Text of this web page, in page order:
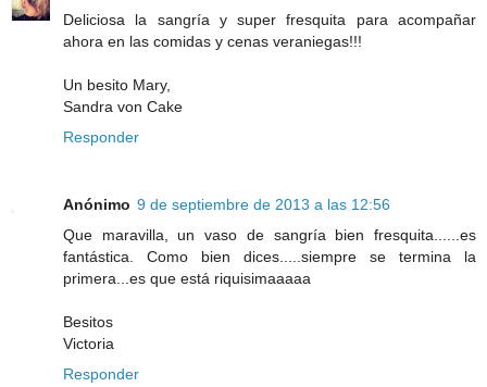
Deliciosa la sangría y super fresquita para acompañar
ahora en las comidas y cenas veraniegas!!!
Un besito Mary,
Sandra von Cake
Responder
Anónimo 9 de septiembre de 2013 a las 12:56
Que maravilla, un vaso de sangría bien fresquita......es
fantástica. Como bien dices.....siempre se termina la
primera...es que está riquisimaaaaa
Besitos
Victoria
Responder